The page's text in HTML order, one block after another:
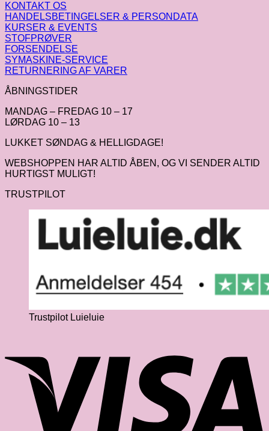
KONTAKT OS
HANDELSBETINGELSER & PERSONDATA
KURSER & EVENTS
STOFPRØVER
FORSENDELSE
SYMASKINE-SERVICE
RETURNERING AF VARER
ÅBNINGSTIDER
MANDAG – FREDAG 10 – 17
LØRDAG 10 – 13
LUKKET SØNDAG & HELLIGDAGE!
WEBSHOPPEN HAR ALTID ÅBEN, OG VI SENDER ALTID
HURTIGST MULIGT!
TRUSTPILOT
Trustpilot Luieluie